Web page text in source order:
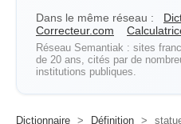
Dans le même réseau :
Correcteur.com
Réseau Semantiak : sites
de 20 ans, cités par de
institutions publiques.
Dictionnaire > Définition >